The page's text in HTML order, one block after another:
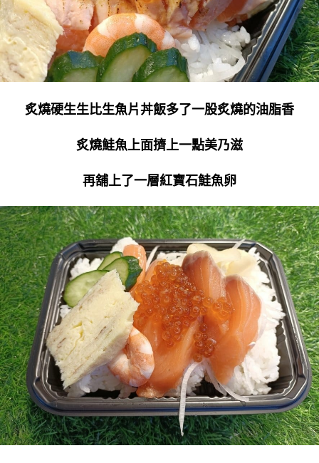
炙燒硬生生比生魚片丼飯多了一股炙燒的油脂香
炙燒鮭魚上面擠上一點美乃滋
再舖上了一層紅寶石鮭魚卵